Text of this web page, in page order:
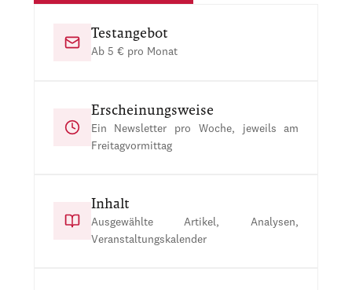
Testangebot
Ab 5 € pro Monat
Erscheinungsweise
Ein Newsletter pro Woche, jeweils am
Freitagvormittag
Inhalt
Ausgewählte Artikel, Analysen,
Veranstaltungskalender